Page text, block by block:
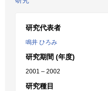
研究代表者
鳴井 ひろみ
研究期間 (年度)
2001 – 2002
研究種目